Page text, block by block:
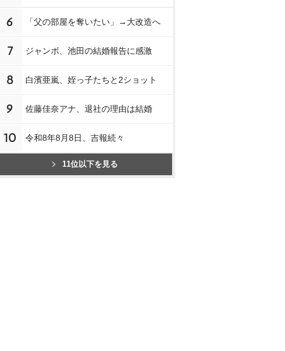
6 「父の部屋を奪いたい」→大改造へ
7 ジャンボ、池田の結婚報告に感激
8 白濱亜嵐、姪っ子たちと2ショット
9 佐藤佳奈アナ、退社の理由は結婚
10 令和8年8月8日、吉報続々
11位以下を見る